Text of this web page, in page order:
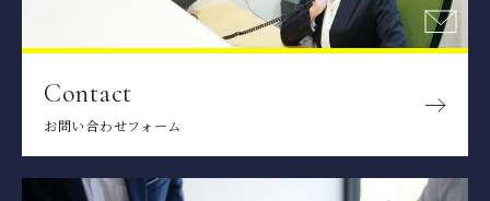
Contact
お問い合わせフォーム